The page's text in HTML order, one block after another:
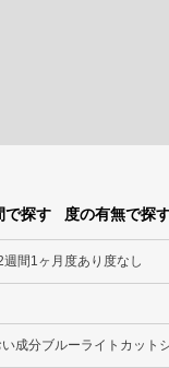
で探す
週間 1ヶ月
度の有無で探
度あり 度なし
い成分ブルーライトカット